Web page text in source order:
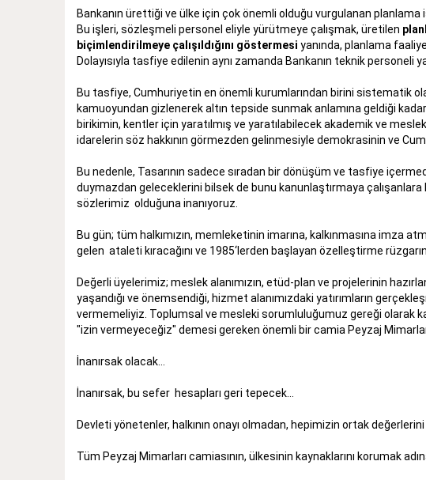
Bankanın ürettiği ve ülke için çok önemli olduğu vurgulanan
Bu işleri, sözleşmeli personel eliyle yürütmeye çalışmak, üretilen
biçimlendirilmeye çalışıldığını göstermesi yanında, planlama
Dolayısıyla tasfiye edilenin aynı zamanda Bankanın teknik
Bu tasfiye, Cumhuriyetin en önemli kurumlarından birini sistematik
kamuoyundan gizlenerek altın tepside sunmak anlamına geldiği
birikimin, kentler için yaratılmış ve yaratılabilecek akademik ve
idarelerin söz hakkının görmezden gelinmesiyle demokrasinin ve
Bu nedenle, Tasarının sadece sıradan bir dönüşüm ve tasfiye
duymazdan geleceklerini bilsek de bunu kanunlaştırmaya
sözlerimiz olduğuna inanıyoruz.
Bu gün; tüm halkımızın, memleketinin imarına, kalkınmasına imza
gelen ataleti kıracağını ve 1985‘lerden başlayan özelleştirme
Değerli üyelerimiz; meslek alanımızın, etüd-plan ve projelerinin
yaşandığı ve önemsendiği, hizmet alanımızdaki yatırımların
vermemeliyiz. Toplumsal ve mesleki sorumluluğumuz gereği olarak
"izin vermeyeceğiz" demesi gereken önemli bir camia Peyzaj
İnanırsak olacak...
İnanırsak, bu sefer hesapları geri tepecek...
Devleti yönetenler, halkının onayı olmadan, hepimizin ortak
Tüm Peyzaj Mimarları camiasının, ülkesinin kaynaklarını korumak